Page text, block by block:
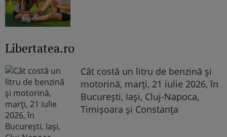
Libertatea.ro
Cât costă un litru de benzină și
motorină, marți, 21 iulie 2026, în
București, Iași, Cluj-Napoca,
Timișoara și Constanța